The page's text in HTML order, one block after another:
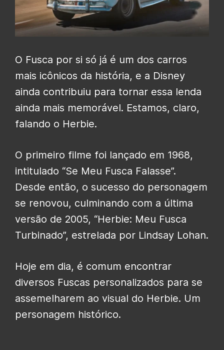
O Fusca por si só já é um dos carros
mais icônicos da história, e a Disney
ainda contribuiu para tornar essa lenda
ainda mais memorável. Estamos, claro,
falando o Herbie.
O primeiro filme foi lançado em 1968,
intitulado “Se Meu Fusca Falasse”.
Desde então, o sucesso do personagem
se renovou, culminando com a última
versão de 2005, “Herbie: Meu Fusca
Turbinado”, estrelada por Lindsay Lohan.
Hoje em dia, é comum encontrar
diversos Fuscas personalizados para se
assemelharem ao visual do Herbie. Um
personagem histórico.